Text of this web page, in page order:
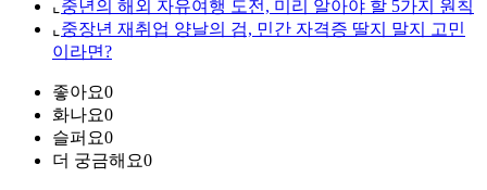
⌞ 중년의 해외 자유여행 도전, 미리 알아야 할 5가지 원칙
⌞ 중장년 재취업 양날의 검, 민간 자격증 딸지 말지 고민
이라면?
좋아요0
화나요0
슬퍼요0
더 궁금해요0